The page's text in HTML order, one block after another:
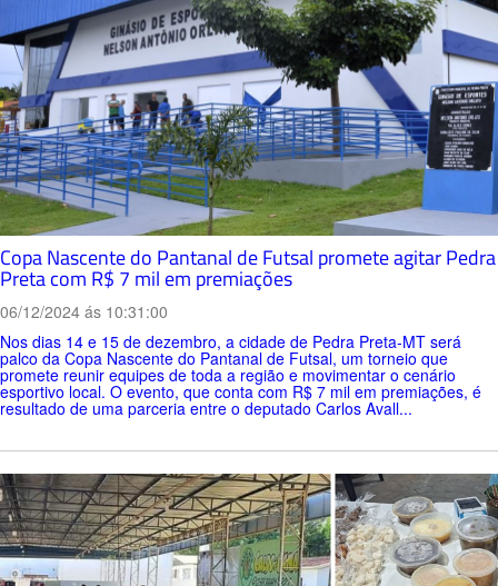
Copa Nascente do Pantanal de Futsal promete agitar Pedra
Preta com R$ 7 mil em premiações
06/12/2024 ás 10:31:00
Nos dias 14 e 15 de dezembro, a cidade de Pedra Preta-MT será
palco da Copa Nascente do Pantanal de Futsal, um torneio que
promete reunir equipes de toda a região e movimentar o cenário
esportivo local. O evento, que conta com R$ 7 mil em premiações, é
resultado de uma parceria entre o deputado Carlos Avall...